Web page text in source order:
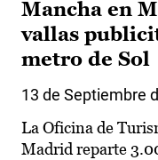
Mancha en
vallas
metro de Sol
13 de Septiembre
La Oficina de
Madrid reparte